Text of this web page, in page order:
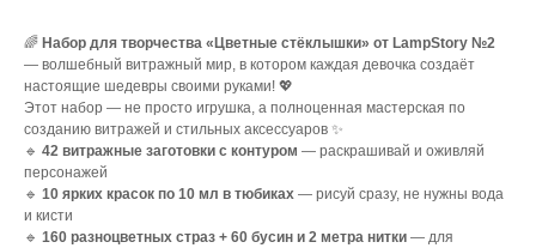
🌈 Набор для творчества «Цветные стёклышки» от LampStory №2
— волшебный витражный мир, в котором каждая девочка создаёт
настоящие шедевры своими руками! 💖
Этот набор — не просто игрушка, а полноценная мастерская по
созданию витражей и стильных аксессуаров ✨
🔹 42 витражные заготовки с контуром — раскрашивай и оживляй
персонажей
🔹 10 ярких красок по 10 мл в тюбиках — рисуй сразу, не нужны вода
и кисти
🔹 160 разноцветных страз + 60 бусин и 2 метра нитки — для